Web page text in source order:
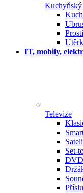
IT, mobily,
Televize
Set-
DVD